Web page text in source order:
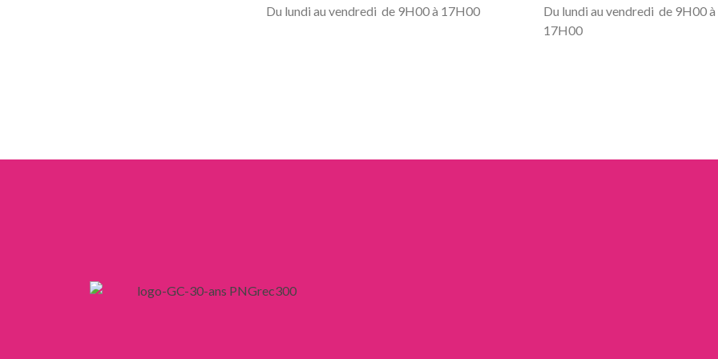
Du lundi au vendredi de 9H00 à 17H00
Du lundi au vendredi de 9H00 à
17H00
LIENS